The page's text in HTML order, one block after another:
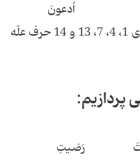
اُدعونَ
در فعل امر ناقص واوی، در صیغه های 1، 4، 7، 13 و 14 حرف علّه
پردازیم:
رَضیتِ